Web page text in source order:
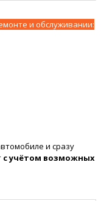
и обслуживании:
и сразу
с учётом возможных